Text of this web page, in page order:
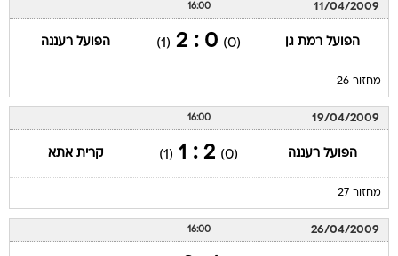
11/04/2009
16:00
הפועל רמת גן (0)
0 : 2
(1) הפועל רעננה
מחזור 26
19/04/2009
16:00
הפועל רעננה (0)
2 : 1
(1) קרית אתא
מחזור 27
26/04/2009
16:00